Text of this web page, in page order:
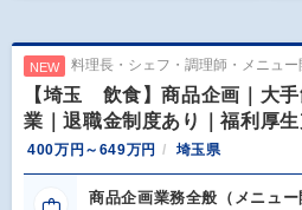
NEW 料理長・シェフ・調理師・メニュー
【埼玉 飲食】商品企画｜大
業｜退職金制度あり｜福利厚生
400万円～649万円 埼玉県
商品企画業務全般（メニュー